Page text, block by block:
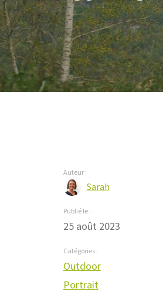
Auteur :
Sarah
Publié le :
25 août 2023
Catégories :
Outdoor
Portrait